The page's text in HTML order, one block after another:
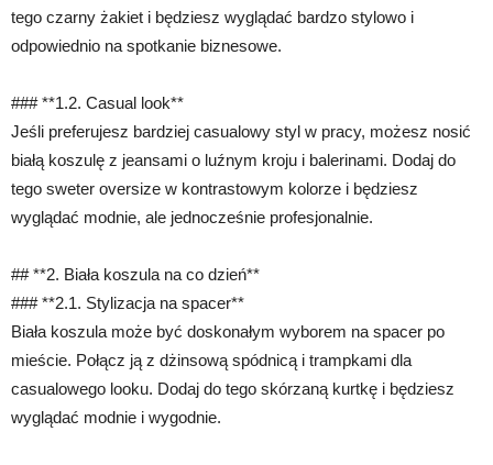
tego czarny żakiet i będziesz wyglądać bardzo stylowo i
odpowiednio na spotkanie biznesowe.
### **1.2. Casual look**
Jeśli preferujesz bardziej casualowy styl w pracy, możesz nosić
białą koszulę z jeansami o luźnym kroju i balerinami. Dodaj do
tego sweter oversize w kontrastowym kolorze i będziesz
wyglądać modnie, ale jednocześnie profesjonalnie.
## **2. Biała koszula na co dzień**
### **2.1. Stylizacja na spacer**
Biała koszula może być doskonałym wyborem na spacer po
mieście. Połącz ją z dżinsową spódnicą i trampkami dla
casualowego looku. Dodaj do tego skórzaną kurtkę i będziesz
wyglądać modnie i wygodnie.